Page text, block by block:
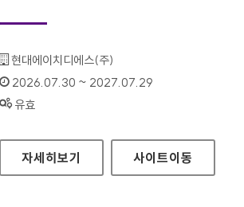
기관명 :
현대에이치디에스(주)
인증기간 :
2026.07.30 ~ 2027.07.29
상태 :
유효
현대HDS
자세히보기 사이트이동